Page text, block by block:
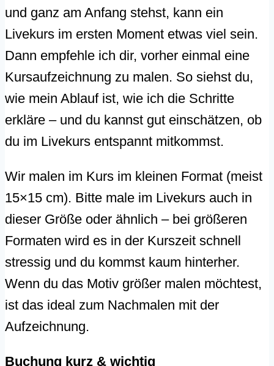
und ganz am Anfang stehst, kann ein
Livekurs im ersten Moment etwas viel sein.
Dann empfehle ich dir, vorher einmal eine
Kursaufzeichnung zu malen. So siehst du,
wie mein Ablauf ist, wie ich die Schritte
erkläre – und du kannst gut einschätzen, ob
du im Livekurs entspannt mitkommst.
Wir malen im Kurs im kleinen Format (meist
15×15 cm). Bitte male im Livekurs auch in
dieser Größe oder ähnlich – bei größeren
Formaten wird es in der Kurszeit schnell
stressig und du kommst kaum hinterher.
Wenn du das Motiv größer malen möchtest,
ist das ideal zum Nachmalen mit der
Aufzeichnung.
Buchung kurz & wichtig